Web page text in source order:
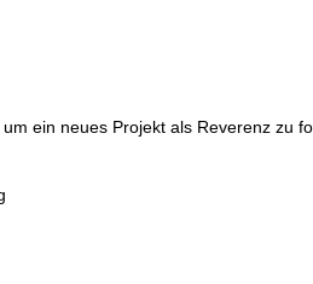
ein neues Projekt als Reverenz zu